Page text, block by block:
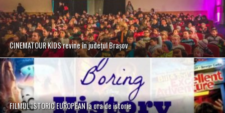
CINEMATOUR KIDS revine în județul Brașov
FILMUL ISTORIC EUROPEAN la ora de istorie